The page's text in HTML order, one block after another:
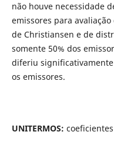
não houve necessidade
emissores para
de Christiansen e de
somente 50% dos
diferiu
os emissores.
UNITERMOS: